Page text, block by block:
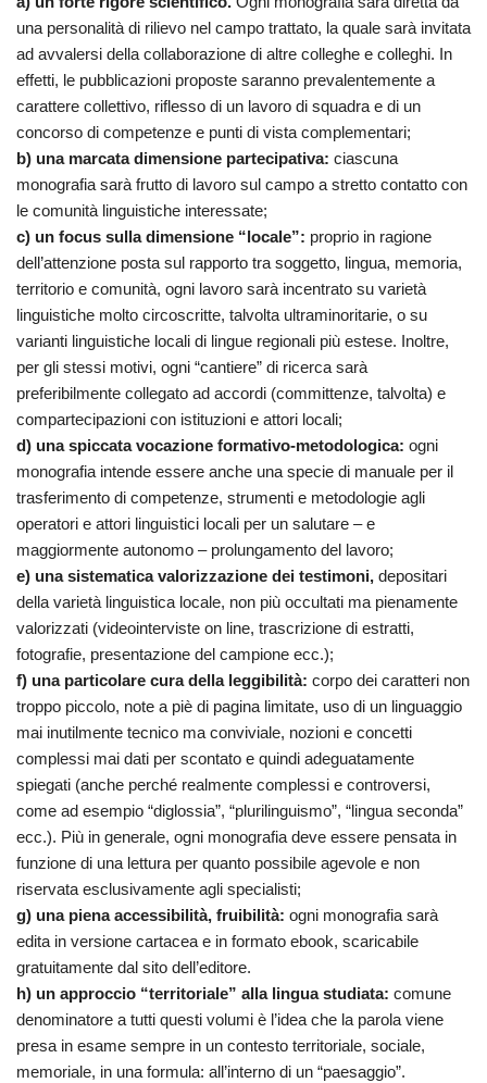
una personalità di rilievo nel campo trattato, la quale sarà invitata
ad avvalersi della collaborazione di altre colleghe e colleghi. In
effetti, le pubblicazioni proposte saranno prevalentemente a
carattere collettivo, riflesso di un lavoro di squadra e di un
concorso di competenze e punti di vista complementari;
b) una marcata dimensione partecipativa: ciascuna
monografia sarà frutto di lavoro sul campo a stretto contatto con
le comunità linguistiche interessate;
c) un focus sulla dimensione “locale”: proprio in ragione
dell’attenzione posta sul rapporto tra soggetto, lingua, memoria,
territorio e comunità, ogni lavoro sarà incentrato su varietà
linguistiche molto circoscritte, talvolta ultraminoritarie, o su
varianti linguistiche locali di lingue regionali più estese. Inoltre,
per gli stessi motivi, ogni “cantiere” di ricerca sarà
preferibilmente collegato ad accordi (committenze, talvolta) e
compartecipazioni con istituzioni e attori locali;
d) una spiccata vocazione formativo-metodologica: ogni
monografia intende essere anche una specie di manuale per il
trasferimento di competenze, strumenti e metodologie agli
operatori e attori linguistici locali per un salutare – e
maggiormente autonomo – prolungamento del lavoro;
e) una sistematica valorizzazione dei testimoni, depositari
della varietà linguistica locale, non più occultati ma pienamente
valorizzati (videointerviste on line, trascrizione di estratti,
fotografie, presentazione del campione ecc.);
f) una particolare cura della leggibilità: corpo dei caratteri non
troppo piccolo, note a piè di pagina limitate, uso di un linguaggio
mai inutilmente tecnico ma conviviale, nozioni e concetti
complessi mai dati per scontato e quindi adeguatamente
spiegati (anche perché realmente complessi e controversi,
come ad esempio “diglossia”, “plurilinguismo”, “lingua seconda”
ecc.). Più in generale, ogni monografia deve essere pensata in
funzione di una lettura per quanto possibile agevole e non
riservata esclusivamente agli specialisti;
g) una piena accessibilità, fruibilità: ogni monografia sarà
edita in versione cartacea e in formato ebook, scaricabile
gratuitamente dal sito dell’editore.
h) un approccio “territoriale” alla lingua studiata: comune
denominatore a tutti questi volumi è l’idea che la parola viene
presa in esame sempre in un contesto territoriale, sociale,
memoriale, in una formula: all’interno di un “paesaggio”.